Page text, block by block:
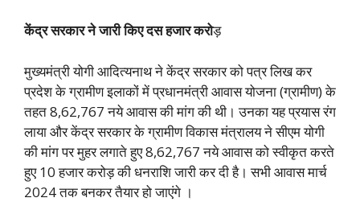
केंद्र सरकार ने जारी किए दस हजार करोड़
मुख्यमंत्री योगी आदित्यनाथ ने केंद्र सरकार को पत्र लिख कर
प्रदेश के ग्रामीण इलाकों में प्रधानमंत्री आवास योजना (ग्रामीण) के
तहत 8,62,767 नये आवास की मांग की थी।उनका यह प्रयास रंग
लाया और केंद्र सरकार के ग्रामीण विकास मंत्रालय ने सीएम योगी
की मांग पर मुहर लगाते हुए 8,62,767 नये आवास को स्वीकृत करते
हुए 10 हजार करोड़ की धनराशि जारी कर दी है। सभी आवास मार्च
2024 तक बनकर तैयार हो जाएंगे ।